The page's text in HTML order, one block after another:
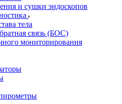
и сушки эндоскопов
тела
связь (БОС)
мониторирования